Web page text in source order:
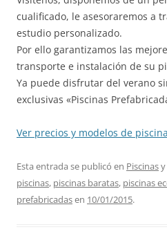
cualificado, le asesoraremos a
estudio personalizado.
Por ello garantizamos las
transporte e instalación de su
Ya puede disfrutar del verano
exclusivas «Piscinas
Ver precios y modelos de
Esta entrada se publicó en Piscinas
piscinas, piscinas baratas, piscinas
prefabricadasen 10/01/2015.